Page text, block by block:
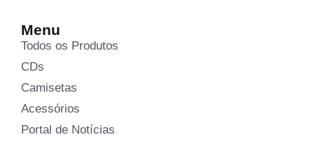
Menu
Todos os Produtos
CDs
Camisetas
Acessórios
Portal de Notícias